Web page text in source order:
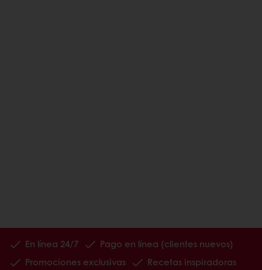
En línea 24/7
Pago en línea (clientes nuevos)
Promociones exclusivas
Recetas inspiradoras